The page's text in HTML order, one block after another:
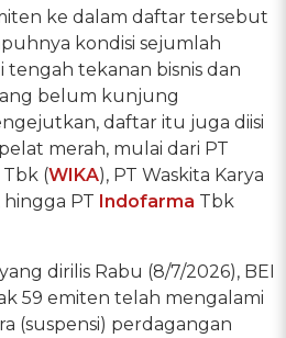
ke dalam daftar tersebut
kondisi sejumlah
tekanan bisnis dan
belum kunjung
daftar itu juga diisi
merah, mulai dari PT
Tbk (WIKA), PT Waskita Karya
hingga PT Indofarma Tbk
dirilis Rabu (8/7/2026), BEI
59 emiten telah mengalami
(suspensi) perdagangan